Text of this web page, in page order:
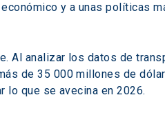
y a unas políticas
Al analizar los datos de
de 35 000 millones de
lo que se avecina en 2026.